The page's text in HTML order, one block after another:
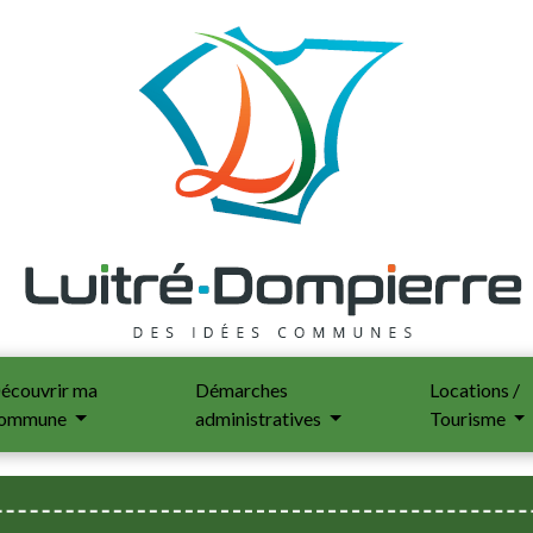
ma
Démarches
administratives
Locations /
Tourisme